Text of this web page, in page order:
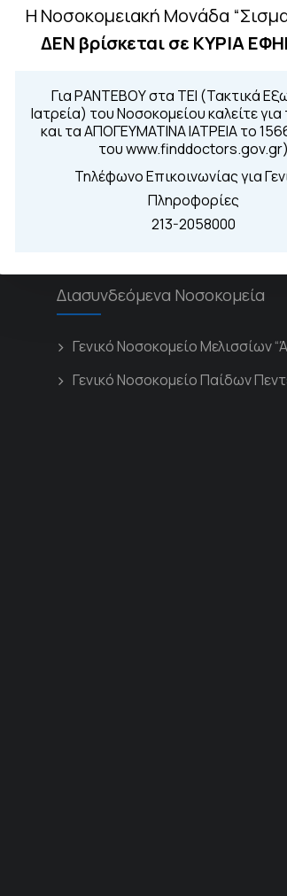
Η Νοσοκομειακή Μονάδα
ΔΕΝ βρίσκεται σε ΚΥΡΙΑ
Για ΡΑΝΤΕΒΟΥ στα ΤΕΙ (Τακτικά
Ιατρεία) του Νοσοκομείου καλείτε
και τα ΑΠΟΓΕΥΜΑΤΙΝΑ ΙΑΤΡΕΙΑ το
του www.finddoctors.gov.gr)
Τηλέφωνο Επικοινωνίας για
Πληροφορίες
213-2058000
Για
Διασυνδεόμενα Νοσοκομεία
Γενικό Νοσοκομείο Μελισσίων
Γενικό Νοσοκομείο Παίδων